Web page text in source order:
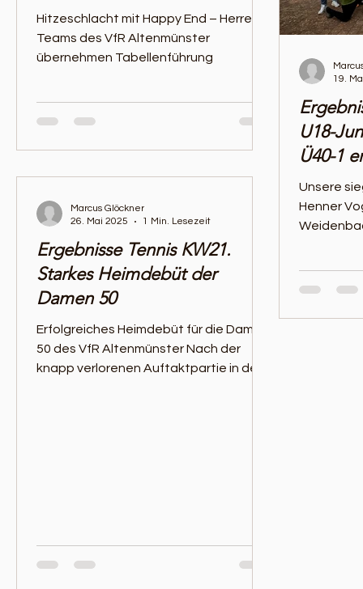
Tabellenführung
Hitzeschlacht mit Happy End – Herren-
Teams des VfR Altenmünster
übernehmen Tabellenführung
Ergebnisse Tennis KW21.
Starkes Heimdebüt der
Damen 50
Erfolgreiches Heimdebüt für die Damen
50 des VfR Altenmünster Nach der
knapp verlorenen Auftaktpartie in der
Marcus Glöckner
26. Mai 2025
1 Min. Lesezeit
U18-
Ü40-1
Unsere
Henner
19.